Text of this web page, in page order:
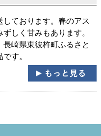
しております。春のアス
しく甘みもあります。
崎県東彼杵町ふるさと
す。